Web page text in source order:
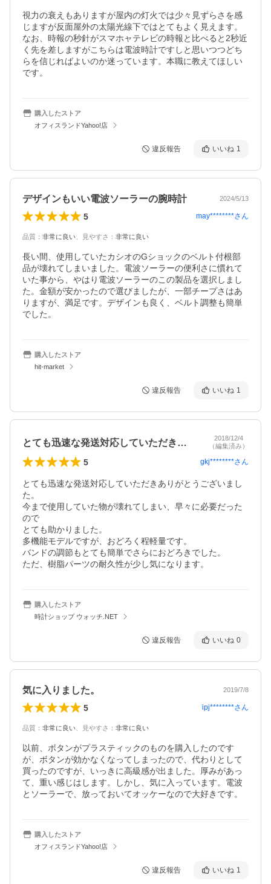
視力の衰えもありますが屋内の灯火では少々見ずらさを感
じますが反面屋外の太陽光線下ではとてもよく見えます。
なお、時報の秒針がスマホャテレビの時報と比べると2秒近
く先を差しますがこちらは電波時計ですしと思いつつどち
らを信じればよいのか迷っています。本職に教えてほしい
です。
購入したストア
オフィスランドYahoo!店
違反報告 いいね 1
デザインもいい電波ソーラーの腕時計 2024/5/13
5 may********さん
品質 ： 非常に良い 見やすさ ： 非常に良い
長い間、使用していたカシオのGショックのベルト付根部
品が壊れてしまいました。電波ソーラーの便利さに慣れて
いた事から、やはり電波ソーラーのこの製品を選択しまし
た。金額が安かったので選びましたが、一部チープさはあ
りますが、満足です。デザインも良く、ベルト調整も簡単
でした。
購入したストア
hit-market
違反報告 いいね 1
とても迅速な発送対応していただきありが…
2018/12/4
（編集済み）
5 gkj********さん
とても迅速な発送対応していただきありがとうございまし
た。
今まで使用していた物が壊れてしまい、早々に必要だった
ので
とても助かりました。
多機能モデルですが、おどろく程軽量です。
バンドの調節もとても簡単でさらにおどろきでした。
ただ、樹脂パーツの耐久性が少し気になります。
購入したストア
時計ショップ ウォッチ.NET
違反報告 いいね 0
気に入りました。 2019/7/8
5 ipj********さん
品質 ： 非常に良い 見やすさ ： 非常に良い
以前、ボタンがプラスティックのものを購入したのです
が、ボタンが効かなくなってしまったので、代わりとして
買ったのですが、いっきに高級感が出ました。厚みがあっ
て、重い感じはします。しかし、気に入っています。電波
とソーラーで、放っておいてオッケーなので大好きです。
購入したストア
オフィスランドYahoo!店
違反報告 いいね 1